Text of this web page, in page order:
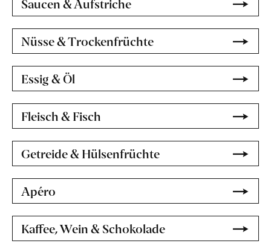
Saucen & Aufstriche
Nüsse & Trockenfrüchte
Essig & Öl
Fleisch & Fisch
Getreide & Hülsenfrüchte
Apéro
Kaffee, Wein & Schokolade